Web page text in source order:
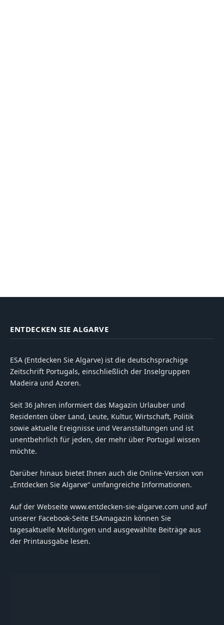
ENTDECKEN SIE ALGARVE
ESA (Entdecken Sie Algarve) ist die deutschsprachige
Zeitschrift Portugals, einschließlich der Inselgruppen
Madeira und Azoren.
Seit 36 Jahren informiert das Magazin Urlauber und
Residenten über Land, Leute, Kultur, Wirtschaft, Politik
sowie aktuelle Ereignisse und Veranstaltungen und ist
unentbehrlich für jeden, der mehr über Portugal wissen
möchte.
Darüber hinaus bietet Ihnen auch die Online-Version von
„Entdecken Sie Algarve“ umfangreiche Informationen.
Auf der Webseite www.entdecken-sie-algarve.com und auf
unserer Facebook-Seite ESAmagazin können Sie
tagesaktuelle Meldungen und ausgewählte Beiträge aus
der Printausgabe lesen.